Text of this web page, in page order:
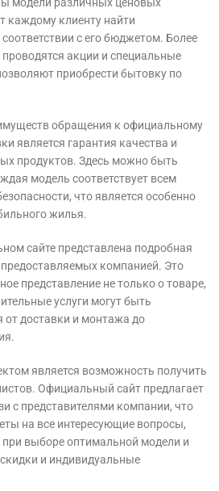
каждому клиенту найти
с его бюджетом. Более
проводятся акции и специальные
приобрести бытовку по
обращения к официальному
является гарантия качества и
продуктов. Здесь можно быть
модель соответствует всем
что является особенно
жилья.
сайте представлена подробная
компанией. Это
представление не только о товаре,
услуги могут быть
от доставки и монтажа до
является возможность получить
Официальный сайт предлагает
с представителями компании, что
на все интересующие вопросы,
выборе оптимальной модели и
и индивидуальные